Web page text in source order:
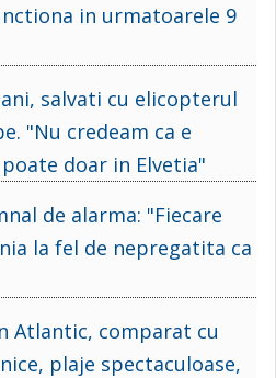
in urmatoarele 9
salvati cu elicopterul
"Nu credeam ca e
doar in Elvetia"
de alarma: "Fiecare
la fel de nepregatita ca
Atlantic, comparat cu
plaje spectaculoase,